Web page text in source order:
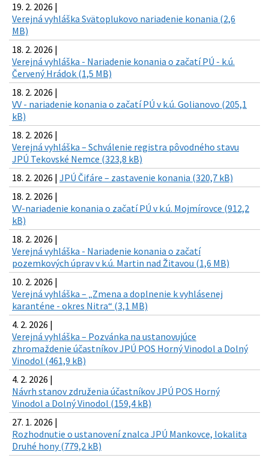
19. 2. 2026 |
Verejná vyhláška Svätoplukovo nariadenie konania (2,6
MB)
18. 2. 2026 |
Verejná vyhláška - Nariadenie konania o začatí PÚ - k.ú.
Červený Hrádok (1,5 MB)
18. 2. 2026 |
VV - nariadenie konania o začatí PÚ v k.ú. Golianovo (205,1
kB)
18. 2. 2026 |
Verejná vyhláška – Schválenie registra pôvodného stavu
JPÚ Tekovské Nemce (323,8 kB)
18. 2. 2026 | JPÚ Čifáre – zastavenie konania (320,7 kB)
18. 2. 2026 |
VV-nariadenie konania o začatí PÚ v k.ú. Mojmírovce (912,2
kB)
18. 2. 2026 |
Verejná vyhláška - Nariadenie konania o začatí
pozemkových úprav v k.ú. Martin nad Žitavou (1,6 MB)
10. 2. 2026 |
Verejná vyhláška – „Zmena a doplnenie k vyhlásenej
karanténe - okres Nitra“ (3,1 MB)
4. 2. 2026 |
Verejná vyhláška – Pozvánka na ustanovujúce
zhromaždenie účastníkov JPÚ POS Horný Vinodol a Dolný
Vinodol (461,9 kB)
4. 2. 2026 |
Návrh stanov združenia účastníkov JPÚ POS Horný
Vinodol a Dolný Vinodol (159,4 kB)
27. 1. 2026 |
Rozhodnutie o ustanovení znalca JPÚ Mankovce, lokalita
Druhé hony (779,2 kB)